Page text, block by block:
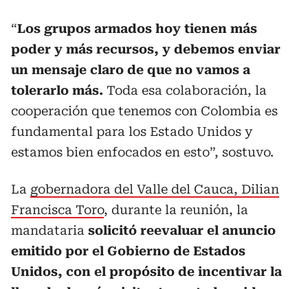
“Los grupos armados hoy tienen más
poder y más recursos, y debemos enviar
un mensaje claro de que no vamos a
tolerarlo más. Toda esa colaboración, la
cooperación que tenemos con Colombia es
fundamental para los Estado Unidos y
estamos bien enfocados en esto”, sostuvo.
La gobernadora del Valle del Cauca, Dilian
Francisca Toro, durante la reunión, la
mandataria solicitó reevaluar el anuncio
emitido por el Gobierno de Estados
Unidos, con el propósito de incentivar la